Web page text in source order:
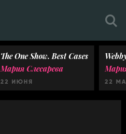
The One Show. Best Cases
Мария Слесарева
22 ИЮНЯ 22